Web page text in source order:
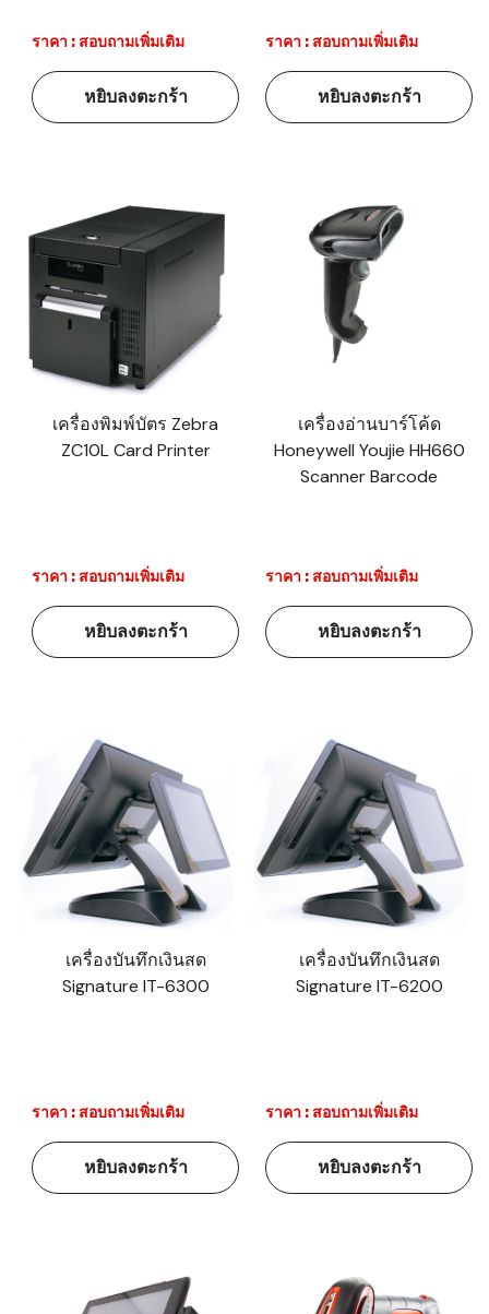
ราคา : สอบถามเพิ่มเติม
หยิบลงตะกร้า
ราคา : สอบถามเพิ่มเติม
หยิบลงตะกร้า
เครื่องพิมพ์บัตร Zebra
ZC10L Card Printer
ราคา : สอบถามเพิ่มเติม
หยิบลงตะกร้า
เครื่องอ่านบาร์โค้ด
Honeywell Youjie HH660
Scanner Barcode
ราคา : สอบถามเพิ่มเติม
หยิบลงตะกร้า
เครื่องบันทึกเงินสด
Signature IT-6300
ราคา : สอบถามเพิ่มเติม
หยิบลงตะกร้า
เครื่องบันทึกเงินสด
Signature IT-6200
ราคา : สอบถามเพิ่มเติม
หยิบลงตะกร้า